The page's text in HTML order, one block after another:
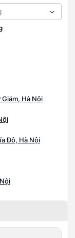
Hà Nội
Đô, Hà Nội